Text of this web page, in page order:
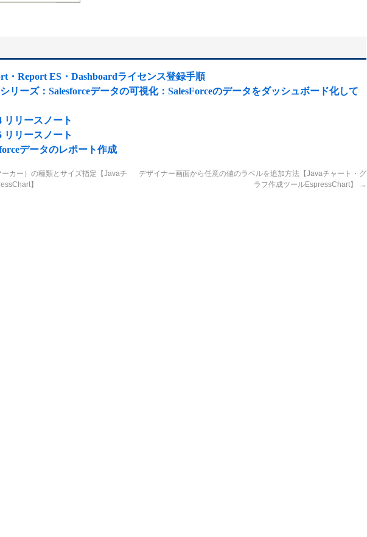
・Report ES・Dashboardライセンス登録手順
シリーズ：Salesforceデータの可視化：SalesForceのデータをダッシュボード化して
リリースノート
リリースノート
データのレポート作成
カー）の種類とサイズ指定【Javaチ
】
デザイナー画面から任意の値のラベルを追加方法【Javaチャート・グ
ラフ作成ツールEspressChart】
→